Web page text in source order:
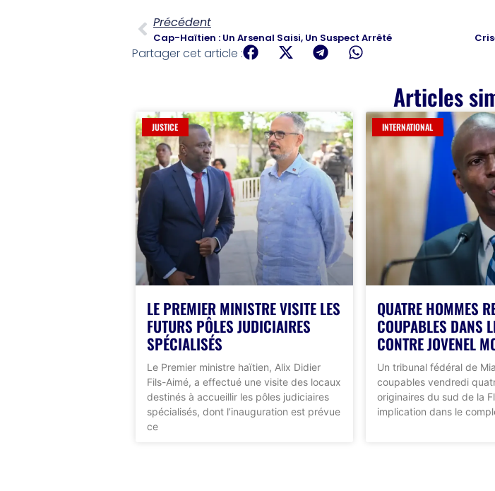
Précédent
Cap-Haïtien : Un Arsenal Saisi, Un Suspect Arrêté
Partager cet article :
Articles
JUSTICE
LE PREMIER MINISTRE VISITE LES
FUTURS PÔLES JUDICIAIRES
SPÉCIALISÉS
Le Premier ministre haïtien, Alix Didier
Fils-Aimé, a effectué une visite des locaux
destinés à accueillir les pôles judiciaires
spécialisés, dont l’inauguration est prévue
ce
INTERNATIONAL
QUATRE HOMMES
COUPABLES DANS
CONTRE JOVENEL
Un tribunal fédéral de
coupables vendredi
originaires du sud de la
implication dans le